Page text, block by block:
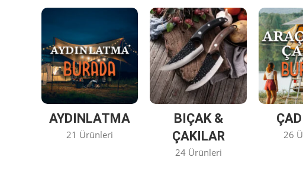
AYDINLATMA
21 Ürünleri
BIÇAK &
ÇAKILAR
24 Ürünleri
26